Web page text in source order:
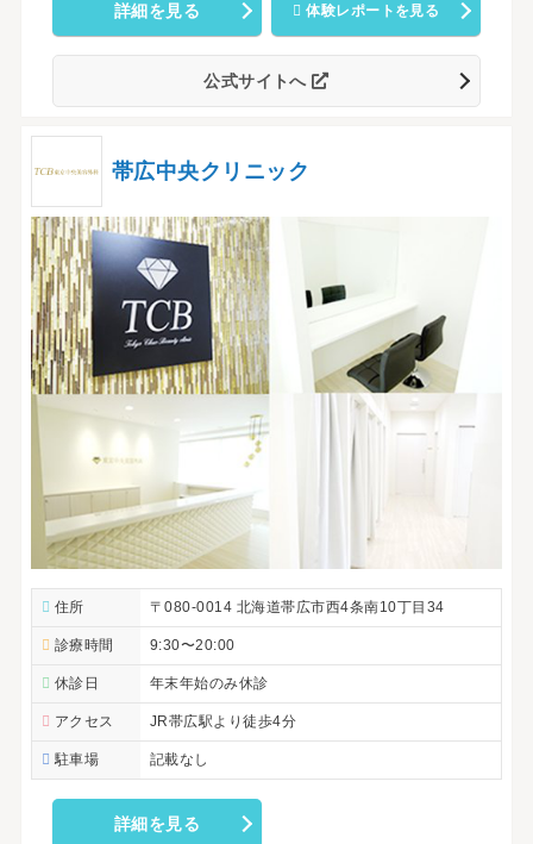
詳細を見る 体験レポートを見る
公式サイトへ
帯広中央クリニック
住所 〒080-0014 北海道帯広市西4条南10丁目34
診療時間 9:30〜20:00
休診日 年末年始のみ休診
アクセス JR帯広駅より徒歩4分
駐車場 記載なし
詳細を見る